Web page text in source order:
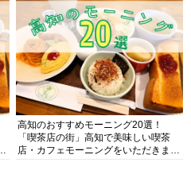
高知のおすすめモーニング20選！
「喫茶店の街」高知で美味しい喫茶
店・カフェモーニングをいただきま